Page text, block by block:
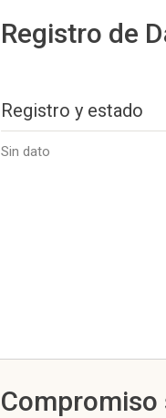
Registro de
Registro y estado
Sin dato
Compromiso